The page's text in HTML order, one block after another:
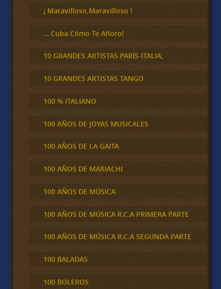
¡ Maravilloso,Maravilloso !
… Cuba Cómo Te Añoro!
10 GRANDES ARTISTAS PARÍS-ITALIA,
10 GRANDES ARTISTAS TANGO
100 % ITALIANO
100 AÑOS DE JOYAS MUSICALES
100 AÑOS DE LA GAITA
100 AÑOS DE MARIACHI
100 AÑOS DE MÚSICA
100 AÑOS DE MÚSICA R.C.A PRIMERA PARTE
100 AÑOS DE MÚSICA R.C.A SEGUNDA PARTE
100 BALADAS
100 BOLEROS